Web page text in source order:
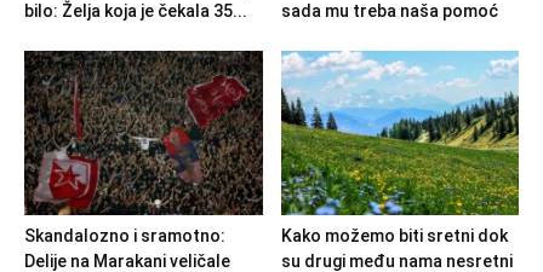
bilo: Želja koja je čekala 35...
sada mu treba naša pomoć
Skandalozno i sramotno:
Delije na Marakani veličale
Kako možemo biti sretni dok
su drugi među nama nesretni